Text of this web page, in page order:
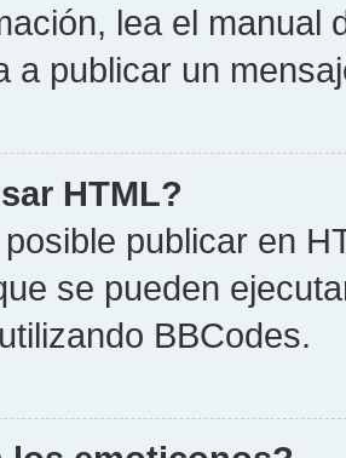
lea el manual
a publicar un
HTML?
publicar en
se pueden
BBCodes.